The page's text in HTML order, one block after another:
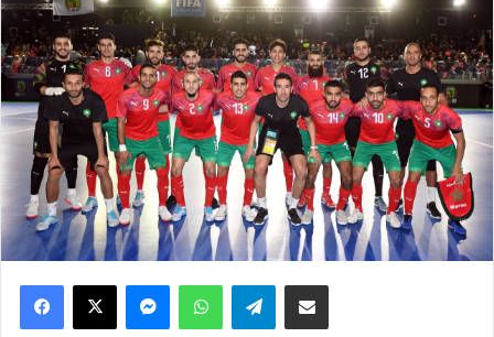
WhatsApp Telegram